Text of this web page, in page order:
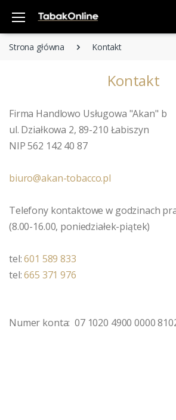
Strona główna Kontakt
Kontakt
Firma Handlowo Usługowa "Akan" b
ul. Działkowa 2, 89-210 Łabiszyn
NIP 562 142 40 87
biuro@akan-tobacco.pl
Telefony kontaktowe w godzinach
(8.00-16.00, poniedziałek-piątek)
tel:601 589 833
tel:665 371 976
Numer konta: 07 1020 4900 0000